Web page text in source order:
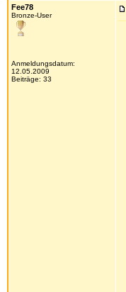
Fee78
Bronze-User
Anmeldungsdatum:
12.05.2009
Beiträge: 33